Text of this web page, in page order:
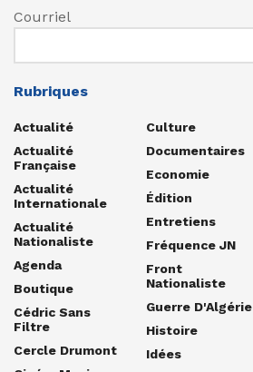
Courriel
Rubriques
Actualité
Actualité
Française
Actualité
Internationale
Actualité
Nationaliste
Agenda
Boutique
Cédric Sans
Filtre
Cercle Drumont
Culture
Documentaires
Economie
Édition
Entretiens
Fréquence JN
Front
Nationaliste
Guerre D'Algérie
Histoire
Idées